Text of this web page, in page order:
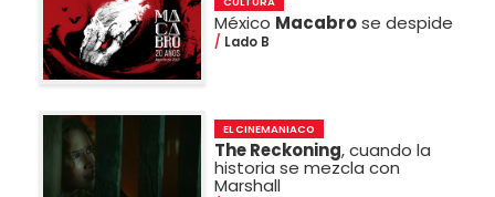
México Macabrose despide
Lado B
EL CINEMANIACO
The Reckoning, cuando la
historia se mezcla con
Marshall